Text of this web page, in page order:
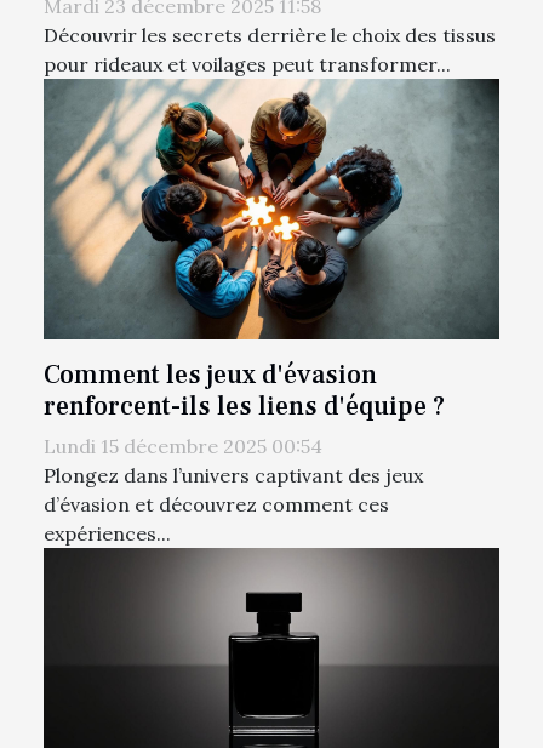
Mardi 23 décembre 2025 11:58
Découvrir les secrets derrière le choix des tissus
pour rideaux et voilages peut transformer...
Comment les jeux d'évasion
renforcent-ils les liens d'équipe ?
Lundi 15 décembre 2025 00:54
Plongez dans l’univers captivant des jeux
d’évasion et découvrez comment ces
expériences...